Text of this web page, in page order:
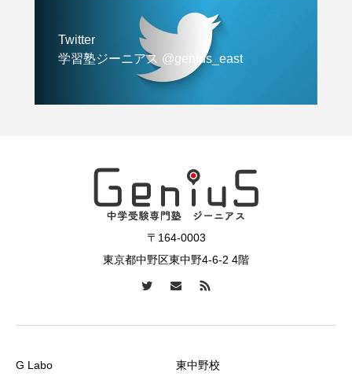
Twitter
学習塾ジーニアス @genius_east
〒164-0003
東京都中野区東中野4-6-2 4階
G Labo 東中野校